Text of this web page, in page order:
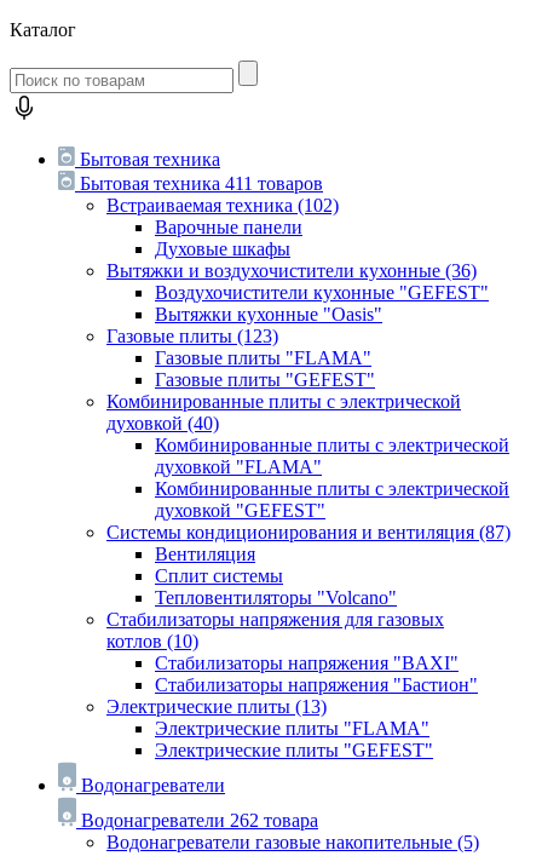
Каталог
Бытовая техника
Бытовая техника 411 товаров
Встраиваемая техника (102)
Варочные панели
Духовые шкафы
Вытяжки и воздухочистители кухонные (36)
Воздухочистители кухонные "GEFEST"
Вытяжки кухонные "Oasis"
Газовые плиты (123)
Газовые плиты "FLAMA"
Газовые плиты "GEFEST"
Комбинированные плиты с электрической
духовкой (40)
Комбинированные плиты с электрической
духовкой "FLAMA"
Комбинированные плиты с электрической
духовкой "GEFEST"
Системы кондиционирования и вентиляция (87)
Вентиляция
Сплит системы
Тепловентиляторы "Volcano"
Стабилизаторы напряжения для газовых
котлов (10)
Стабилизаторы напряжения "BAXI"
Стабилизаторы напряжения "Бастион"
Электрические плиты (13)
Электрические плиты "FLAMA"
Электрические плиты "GEFEST"
Водонагреватели
Водонагреватели 262 товара
Водонагреватели газовые накопительные (5)